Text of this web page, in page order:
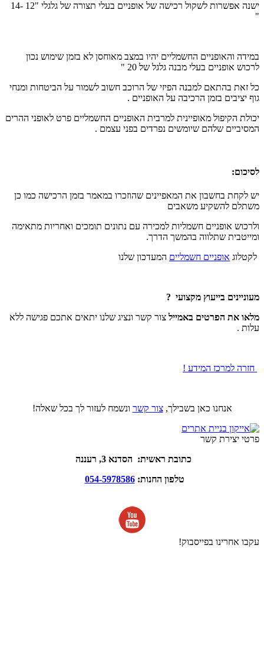
ישנה אפשרות לשקול רכישה של אופניים בעלי תצורה של גלגלי "12 -14
"
במידה והאופניים החשמליים יהיו במצב מאוחסן לא בזמן שימוש נכון
לרכוש אופניים בעלי מבנה גלגל של 20 "
כל זאת בהתאם למבנה הפיזי של הרוכב חשוב לשמור על הביטחות ומנחי
גוף יציבים בזמן הרכיבה על האופניים .
יכולת הקיפול מאופיינית למרבית האופניים החשמליים פרט לאופני ההרים
המסיביים שלהם שיומשים נפרדים בפני עצמם .
לסיכום:
יש לקחת בחשבון את המאפיינים שהוזכרו במאמר בזמן הרכישה כמו כן
משתלם להשקיע משאבים
ולרכוש אופניים חשמליות למכירה עם נתונים תומכים ואחריות מתאימה
ומייטבית שתלווה בהמשך הדרך.
לקטלוג אופניים חשמליים המעדכון שלנו
מעוניינים בייעוץ מקצועי ?
מלאו את הפרטים באמייל צור קשר ונציג שלנו יתאים אתכם פגישה ללא
עלות .
חזרה למרכז המידע !
אנחנו כאן בשבילך,צור קשר ונשמח לעזור לך בכל שאלה!
פרטי יצירת קשר
כתובת ראשית: הסדנא 3, רעננה
טלפון החנות:054-5978586
עקבו אחרינו בפייסבוק!